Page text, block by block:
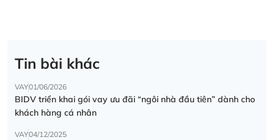
Tin bài khác
VAY01/06/2026
BIDV triển khai gói vay ưu đãi “ngôi nhà đầu tiên” dành cho
khách hàng cá nhân
VAY04/12/2025